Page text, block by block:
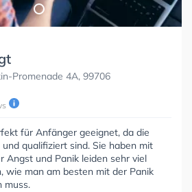
Promenade 4A, 99706
für Anfänger geeignet, da die
qualifiziert sind. Sie haben mit
Angst und Panik leiden sehr viel
wie man am besten mit der Panik
muss.